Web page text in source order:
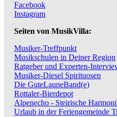
Facebook
Instagram
Seiten von MusikVilla:
Musiker-Treffpunkt
Musikschulen in Deiner Region
Ratgeber und Experten-
Musiker-Diesel Spirituosen
Die GuteLauneBand(e)
Rottaler-Bierdepot
Alpenecho - Steirische
Urlaub in der Feriengemeinde